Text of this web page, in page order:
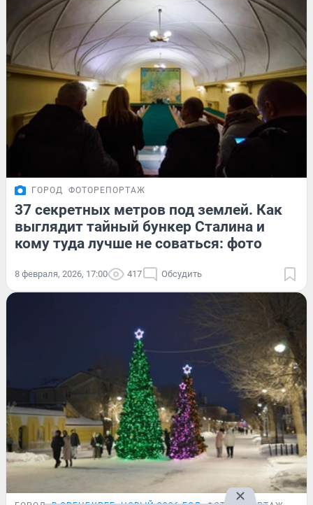
ГОРОД ФОТОРЕПОРТАЖ
37 секретных метров под землей. Как
выглядит тайный бункер Сталина и
кому туда лучше не соваться: фото
8 февраля, 2026, 17:00 417 Обсудить